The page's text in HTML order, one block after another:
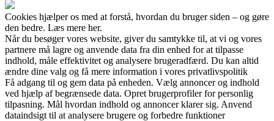
Cookies hjælper os med at forstå, hvordan du bruger siden – og gøre
den bedre. Læs mere her.
Når du besøger vores website, giver du samtykke til, at vi og vores
partnere må lagre og anvende data fra din enhed for at tilpasse
indhold, måle effektivitet og analysere brugeradfærd. Du kan altid
ændre dine valg og få mere information i vores privatlivspolitik
Få adgang til og gem data på enheden. Vælg annoncer og indhold
ved hjælp af begrænsede data. Opret brugerprofiler for personlig
tilpasning. Mål hvordan indhold og annoncer klarer sig. Anvend
dataindsigt til at analysere brugere og forbedre funktioner